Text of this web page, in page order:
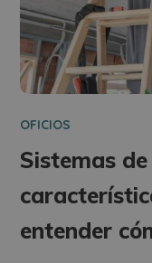
OFICIOS
Sistemas
entender